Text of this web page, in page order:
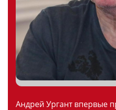
Андрей Ургант впервые